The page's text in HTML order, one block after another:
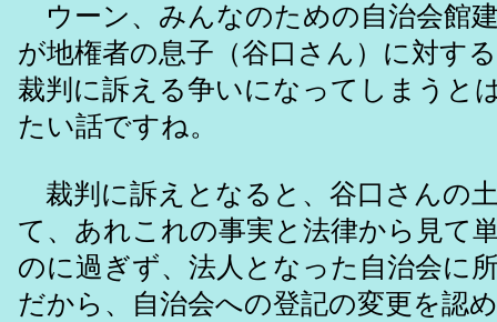
ウーン、みんなのための自治会館
が地権者の息子（谷口さん）に対する
裁判に訴える争いになってしまうと
たい話ですね。
裁判に訴えとなると、谷口さんの
て、あれこれの事実と法律から見て
のに過ぎず、法人となった自治会に
だから、自治会への登記の変更を認